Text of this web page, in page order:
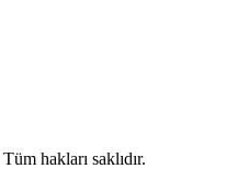
Tüm hakları saklıdır.